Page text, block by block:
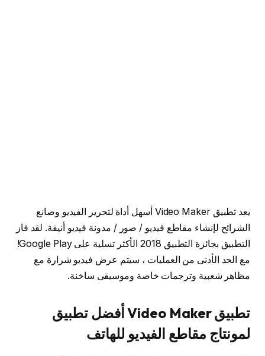
يعد تطبيق Video Maker أسهل أداة لتحرير الفيديو وصانع
الشرائح لإنشاء مقاطع فيديو / صور / مدونة فيديو أنيقة. لقد فاز
التطبيق بجائزة التطبيق 2018 الأكثر تسلية على Google Play!
مع الحد الأدنى من العمليات ، سيتم عرض فيديو شرارة مع
مظاهر شعبية وترجمات خاصة وموسيقى ساخنة.
تطبيق Video Maker أفضل تطبيق
لمونتاج مقاطع الفيديو للهاتف